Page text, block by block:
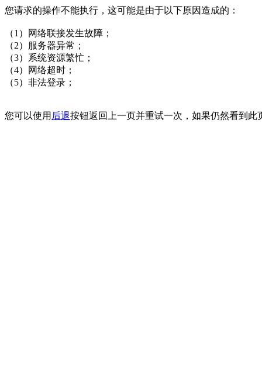
您请求的操作不能执行，这可能是由于以下原因造成的：
（1）网络联接发生故障；
（2）服务器异常；
（3）系统资源繁忙；
（4）网络超时；
（5）非法登录；
您可以使用 后退按钮返回上一页并重试一次，如果仍然看到此